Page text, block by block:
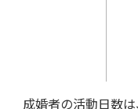
成婚者の活動日数は